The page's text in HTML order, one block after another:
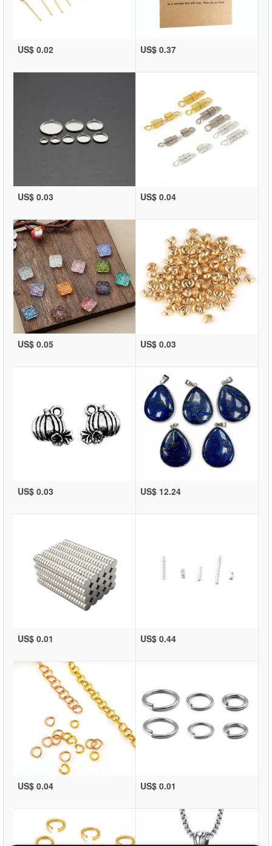
US$ 0.02 US$ 0.37
US$ 0.03 US$ 0.04
US$ 0.05 US$ 0.03
US$ 0.03 US$ 12.24
US$ 0.01 US$ 0.44
US$ 0.04 US$ 0.01